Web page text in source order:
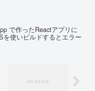
で作ったReactアプリに
を使いビルドするとエラー